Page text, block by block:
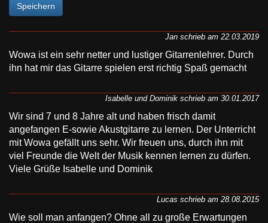
Speichern
Jan schrieb am 22.03.2019
Wowa ist ein sehr netter und lustiger Gitarrenlehrer. Durch
ihn hat mir das Gitarre spielen erst richtig Spaß gemacht
Isabelle und Dominik schrieb am 30.01.2017
Wir sind 7 und 8 Jahre alt und haben frisch damit
angefangen E-sowie Akustgitarre zu lernen. Der Unterricht
mit Wowa gefällt uns sehr. Wir freuen uns, durch ihn mit
viel Freunde die Welt der Musik kennen lernen zu dürfen.
Viele Grüße Isabelle und Dominik
Lucas schrieb am 28.08.2015
Wie soll man anfangen? Ohne all zu große Erwartungen